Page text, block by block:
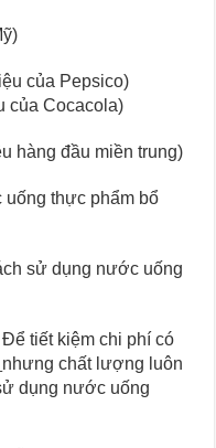
của Pepsico)
của Cocacola)
hàng đầu miền trung)
uống thực phẩm bổ
sử dụng nước uống
tiết kiệm chi phí có
nhưng chất lượng luôn
dụng nước uống